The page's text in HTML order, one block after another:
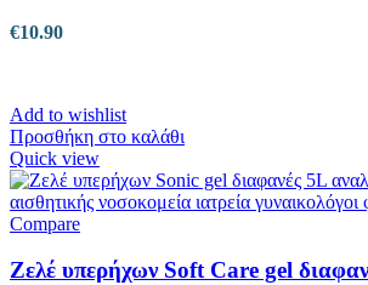
€10.90
Add to wishlist
Προσθήκη στο καλάθι
Quick view
Compare
Ζελέ υπερήχων Soft Care gel